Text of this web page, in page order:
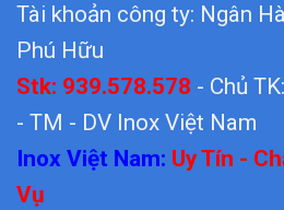
Tài khoản công ty: Ngân
Phú Hữu
Stk: 939.578.578 - Chủ
- TM - DV Inox Việt Nam
Inox Việt Nam: Uy Tín -
Vụ